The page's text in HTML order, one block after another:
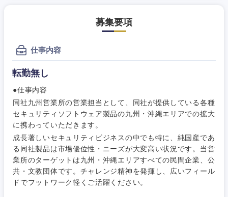
募集要項
仕事内容
転勤無し
●仕事内容
同社九州営業所の営業担当として、同社が提供している各種
セキュリティソフトウェア製品の九州・沖縄エリアでの拡大
に携わっていただきます。
成長著しいセキュリティビジネスの中でも特に、純国産であ
る同社製品は市場優位性・ニーズが大変高い状況です。当営
業所のターゲットは九州・沖縄エリアすべての民間企業、公
共・文教団体です。チャレンジ精神を発揮し、広いフィール
ドでフットワーク軽くご活躍ください。
ご希望の職種を選択してください
ご希望の職種を選択してください
ご希望の業界を選択してください
ご希望の勤務地を選択してください
ご希望条件を入力ください